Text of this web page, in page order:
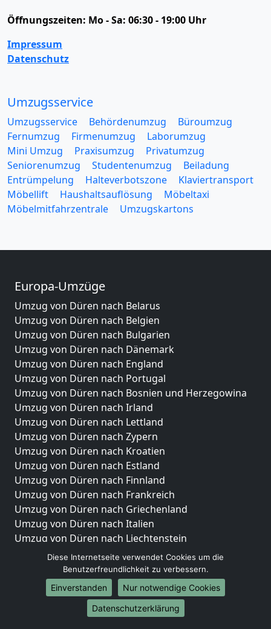
Öffnungszeiten: Mo - Sa: 06:30 - 19:00 Uhr
Impressum
Datenschutz
Umzugsservice
Umzugsservice Behördenumzug
Büroumzug
Fernumzug
Firmenumzug
Laborumzug
Mini Umzug
Praxisumzug
Privatumzug
Seniorenumzug
Studentenumzug
Beiladung
Entrümpelung
Halteverbotszone
Klaviertransport
Möbellift
Haushaltsauflösung
Möbeltaxi
Möbelmitfahrzentrale
Umzugskartons
Europa-Umzüge
Umzug von Düren nach Belarus
Umzug von Düren nach Belgien
Umzug von Düren nach Bulgarien
Umzug von Düren nach Dänemark
Umzug von Düren nach England
Umzug von Düren nach Portugal
Umzug von Düren nach Bosnien und Herzegowina
Umzug von Düren nach Irland
Umzug von Düren nach Lettland
Umzug von Düren nach Zypern
Umzug von Düren nach Kroatien
Umzug von Düren nach Estland
Umzug von Düren nach Finnland
Umzug von Düren nach Frankreich
Umzug von Düren nach Griechenland
Umzug von Düren nach Italien
Umzug von Düren nach Liechtenstein
Umzug von Düren nach Luxemburg
Umzug von Düren nach Niederlande
Umzug von Düren nach Norwegen
Umzüge-Deutschlandweit
Diese Internetseite verwendet Cookies um die
Benutzerfreundlichkeit zu verbessern.
Einverstanden
Nur notwendige Cookies
Datenschutzerklärung